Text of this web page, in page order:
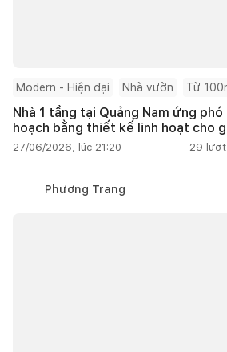
Modern - Hiện đại Nhà vườn Từ
Nhà 1 tầng tại Quảng Nam ứng
hoạch bằng thiết kế linh hoạt cho
27/06/2026, lúc 21:20 29
Phương Trang